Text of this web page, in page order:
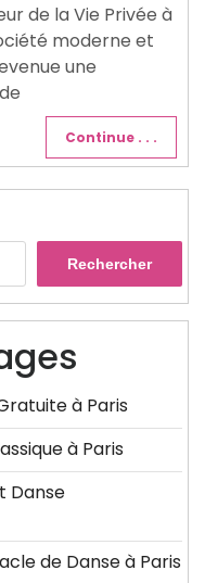
de la Vie Privée à
moderne et
une
Continue . . .
Rechercher
à Paris
à Paris
Danse
de Danse à Paris